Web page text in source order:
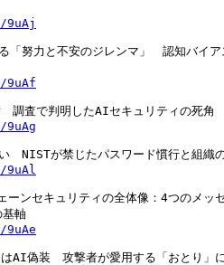
「努力と不安のジレンマ」　認知バイ
ーンセキュリティの全体像：4つのメッ